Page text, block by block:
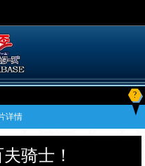
?
详情
骑士！